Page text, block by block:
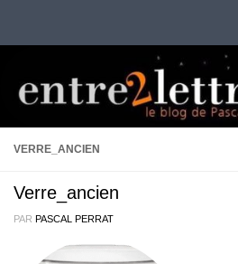
VERRE_ANCIEN
Verre_ancien
PAR PASCAL PERRAT